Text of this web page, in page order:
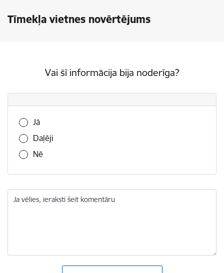
Tīmekļa vietnes novērtējums
Vai šī informācija bija noderīga?
Vai šī informācija bija noderīga?
Jā
Daļēji
Nē
Ja vēlies, ieraksti šeit komentāru